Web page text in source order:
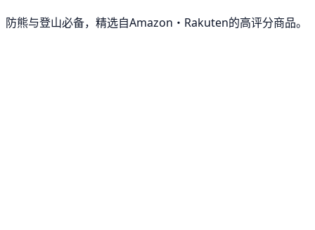
防熊与登山必备，精选自Amazon・Rakuten的高评分商品。